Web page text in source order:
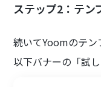
ステップ2：テン
続いてYoomのテン
以下バナーの「試